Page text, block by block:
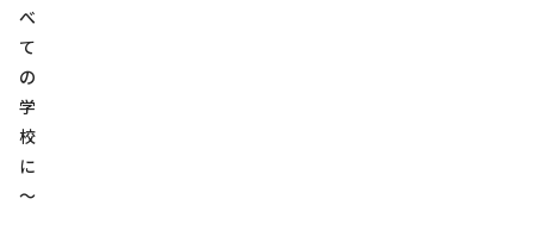
べ
て
の
学
校
に
～